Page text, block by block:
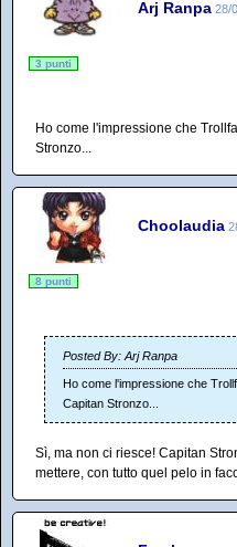
Arj Ranpa 28/
3 punti
Ho come l'impressione che
Stronzo...
Choolaudia
8 punti
Posted By: Arj Ranpa
Ho come l'impressione che
Capitan Stronzo...
Sì, ma non ci riesce! Capitan
mettere, con tutto quel pelo in